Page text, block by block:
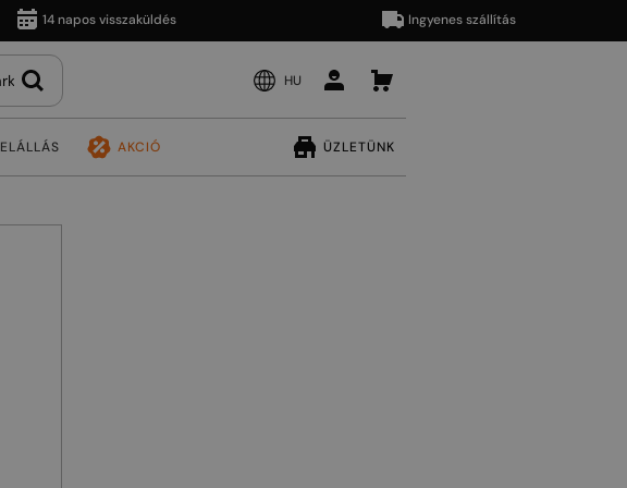
14 napos visszaküldés Ingyenes szállítás
HU
ELÁLLÁS AKCIÓ ÜZLETÜNK